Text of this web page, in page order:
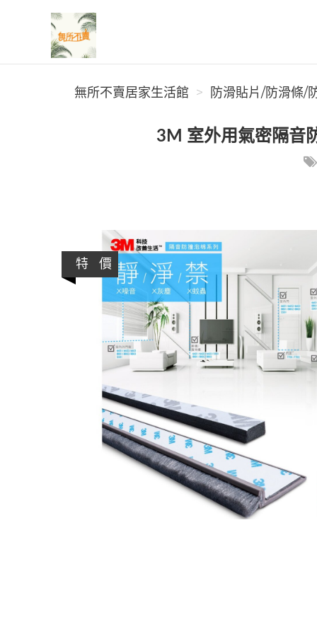
無所不賣居家生活館
無所不賣居家生活館
防滑貼片/防滑條/
3M 室外用氣密隔音
特 價